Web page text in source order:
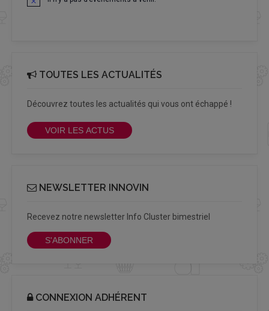
Notice
TOUTES LES ACTUALITÉS
Découvrez toutes les actualités qui vous ont échappé !
VOIR LES ACTUS
NEWSLETTER INNOVIN
Recevez notre newsletter Info Cluster bimestriel
S'ABONNER
CONNEXION ADHÉRENT